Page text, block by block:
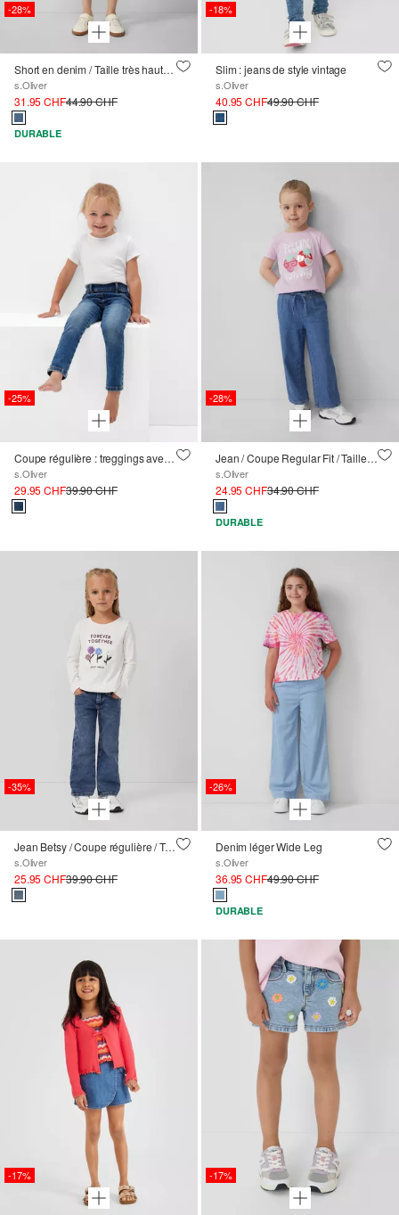
-28%
Short en denim / Taille très haute / Jambe large / Broderie sur tout le pourtour
s.Oliver
31.95 CHF44.90 CHF
DURABLE
-18%
Slim : jeans de style vintage
s.Oliver
40.95 CHF49.90 CHF
-25%
Coupe régulière : treggings avec taille élastiquée
s.Oliver
29.95 CHF39.90 CHF
-28%
Jean / Coupe Regular Fit / Taille mi-haute / Wide Leg / Ceinture élastique
s.Oliver
24.95 CHF34.90 CHF
DURABLE
-35%
Jean Betsy / Coupe régulière / Taille moyenne / Jambe évasée
s.Oliver
25.95 CHF39.90 CHF
-26%
Denim léger Wide Leg
s.Oliver
36.95 CHF49.90 CHF
DURABLE
-17% -17%